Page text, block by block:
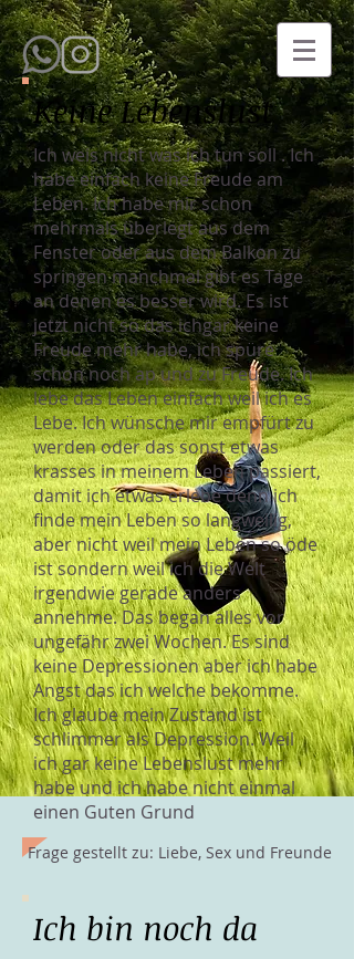
Keine Lebenslust
Ich weis nicht was ich tun soll . Ich
habe einfach keine Freude am
Leben. Ich habe mir schon
mehrmals überlegt aus dem
Fenster oder aus dem Balkon zu
springen manchmal gibt es Tage
an denen es besser wird. Es ist
jetzt nicht so das ichgar keine
Freude mehr habe, ich spüre
schon noch ap und zu Freude. Ich
lebe das Leben einfach weil ich es
Lebe. Ich wünsche mir empfürt zu
werden oder das sonst etwas
krasses in meinem Leben passiert,
damit ich etwas erlebe denn ich
finde mein Leben so langweilig,
aber nicht weil mein Leben so öde
ist sondern weil ich die Welt
irgendwie gerade anders
annehme. Das began alles vor
ungefähr zwei Wochen. Es sind
keine Depressionen aber ich habe
Angst das ich welche bekomme.
Ich glaube mein Zustand ist
schlimmer als Depression. Weil
ich gar keine Lebenslust mehr
habe und ich habe nicht einmal
einen Guten Grund
Frage gestellt zu: Liebe, Sex und Freunde
Ich bin noch da